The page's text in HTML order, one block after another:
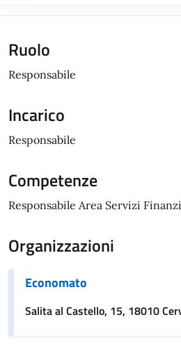
Ruolo
Responsabile
Incarico
Responsabile
Competenze
Responsabile Area Servizi
Organizzazioni
Economato
Salita al Castello, 15, 18010